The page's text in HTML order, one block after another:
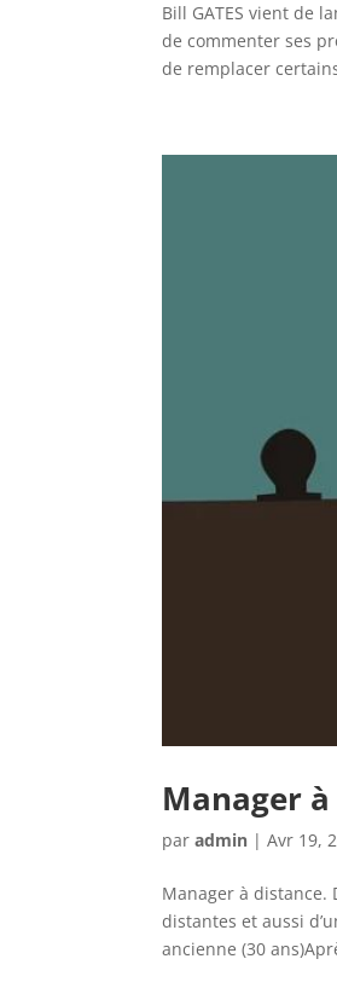
Bill GATES vient de
de commenter ses
de remplacer
Manager
paradmin |Avr 19,
Manager à distance.
distantes et aussi
ancienne (30